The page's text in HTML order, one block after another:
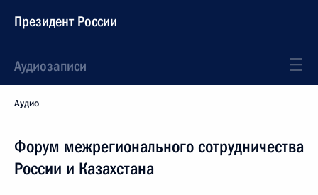
Президент России
Аудиозаписи
Аудио
Форум межрегионального сотрудничества
России и Казахстана